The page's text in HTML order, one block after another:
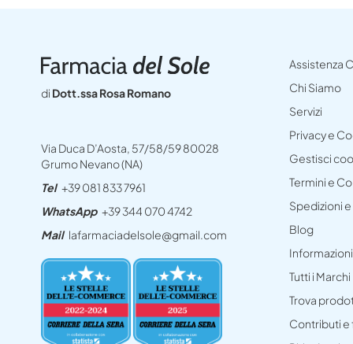
di Dott.ssa Rosa Romano
Via Duca D’Aosta, 57/58/59 80028
Grumo Nevano (NA)
Tel +39 081 833 7961
WhatsApp +39 344 070 4742
Mail lafarmaciadelsole@gmail.com
Assistenza
Chi Siamo
Servizi
Privacy e
Gestisci
Termini e
Spedizioni
Blog
Tutti i Marchi
Trova
Contributi e